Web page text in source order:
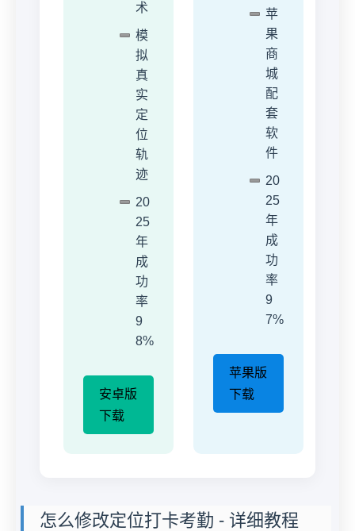
术
模
拟
真
实
定
位
轨
迹
20
25
年
成
功
率
9
8%
安卓版
下载
苹
果
商
城
配
套
软
件
20
25
年
成
功
率
9
7%
苹果版
下载
怎么修改定位打卡考勤 - 详细教程